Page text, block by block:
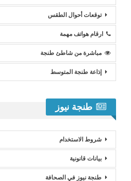
توقعات أحوال الطقس
ارقام هواتف مهمة
مباشرة من شاطئ طنجة
إذاعة طنجة المتوسط
طنجة نيوز
شروط الاستخدام
بيانات قانونية
طنجة نيوز في الصحافة